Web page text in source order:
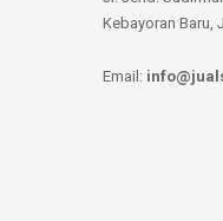
Kebayoran Baru,
Email: